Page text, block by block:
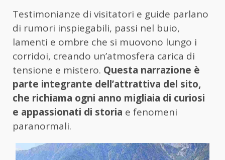
Testimonianze di visitatori e guide parlano
di rumori inspiegabili, passi nel buio,
lamenti e ombre che si muovono lungo i
corridoi, creando un’atmosfera carica di
tensione e mistero. Questa narrazione è
parte integrante dell’attrattiva del sito,
che richiama ogni anno migliaia di curiosi
e appassionati di storia e fenomeni
paranormali.